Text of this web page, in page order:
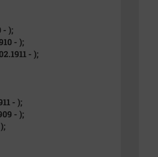
- );
- );
- );
- );
- );